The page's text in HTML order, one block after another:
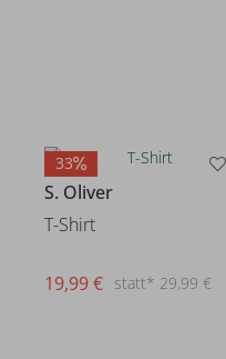
33
S. Oliver
T-Shirt
statt* 29,99 €
19,99 €